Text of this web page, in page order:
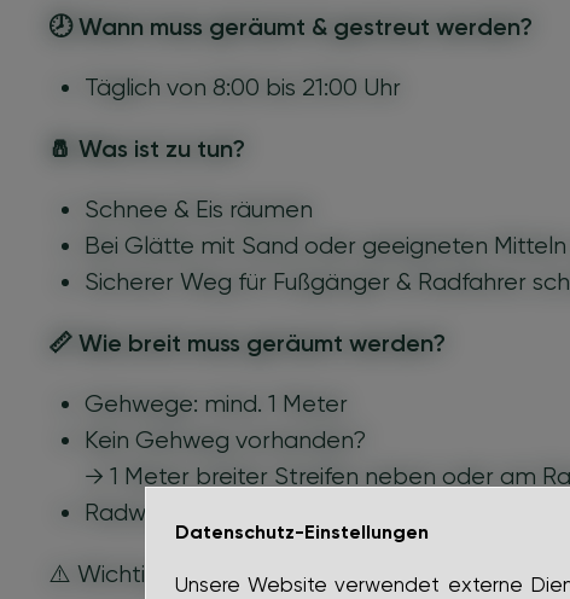
🕗Wann muss geräumt & gestreut werden?
Täglich von 8:00 bis 21:00 Uhr
🧂 Was ist zu tun?
Schnee & Eis räumen
Bei Glätte mit Sand oder geeigneten
Sicherer Weg für Fußgänger & Radfahrer
📏 Wie breit muss geräumt werden?
Gehwege: mind. 1 Meter
Kein Gehweg vorhanden?
→ 1 Meter breiter Streifen neben oder am
Radwege: ebenfalls 1 Meter
⚠️ Wichtig – bitte vermeiden!
Datenschutz-Einstellungen
Unsere Website verwendet externe